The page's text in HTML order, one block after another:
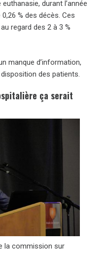
durant l’année
% des décès. Ces
regard des 2 à 3 %
manque d’information,
des patients.
ça serait
la commission sur